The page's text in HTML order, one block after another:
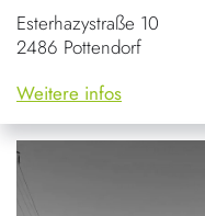
Esterhazystraße 10
2486 Pottendorf
Weitere infos